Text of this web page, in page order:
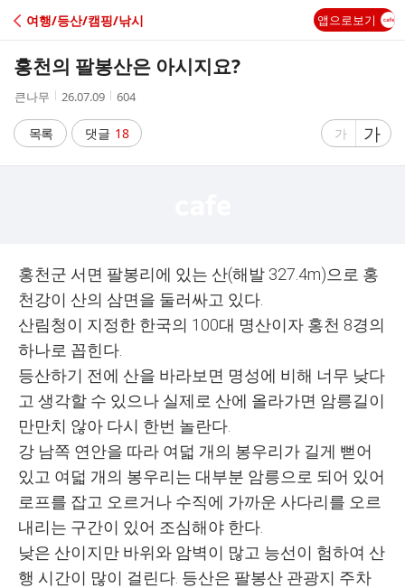
C
여행/등산/캠핑/낚시 앱으로보기
홍천의 팔봉산은 아시지요?
작
자
큰나무
작
시
간
26.07.09
조
수
604
목록 댓글 18
글
게
가
글
자
게
가
홍천군 서면 팔봉리에 있는 산(해발 327.4m)으로 홍
천강이 산의 삼면을 둘러싸고 있다.
산림청이 지정한 한국의 100대 명산이자 홍천 8경의
하나로 꼽힌다.
등산하기 전에 산을 바라보면 명성에 비해 너무 낮다
고 생각할 수 있으나 실제로 산에 올라가면 암릉길이
만만치 않아 다시 한번 놀란다.
강 남쪽 연안을 따라 여덟 개의 봉우리가 길게 뻗어
있고 여덟 개의 봉우리는 대부분 암릉으로 되어 있어
로프를 잡고 오르거나 수직에 가까운 사다리를 오르
내리는 구간이 있어 조심해야 한다.
낮은 산이지만 바위와 암벽이 많고 능선이 험하여 산
행 시간이 많이 걸린다. 등산은 팔봉산 관광지 주차